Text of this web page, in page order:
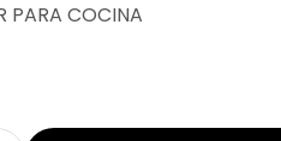
PARA COCINA